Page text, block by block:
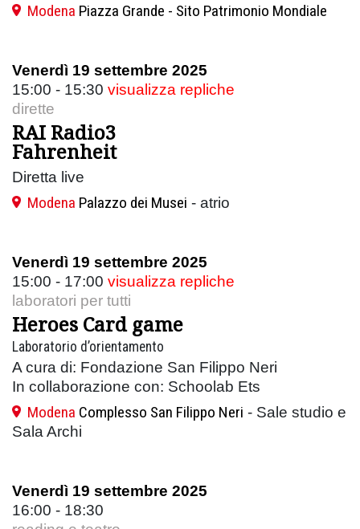
Modena Piazza Grande - Sito Patrimonio Mondiale
Venerdì 19 settembre 2025
15:00 - 15:30 visualizza repliche
dirette
RAI Radio3
Fahrenheit
Diretta live
Modena Palazzo dei Musei - atrio
Venerdì 19 settembre 2025
15:00 - 17:00 visualizza repliche
laboratori per tutti
Heroes Card game
Laboratorio d’orientamento
A cura di: Fondazione San Filippo Neri
In collaborazione con: Schoolab Ets
Modena Complesso San Filippo Neri - Sale studio e
Sala Archi
Venerdì 19 settembre 2025
16:00 - 18:30